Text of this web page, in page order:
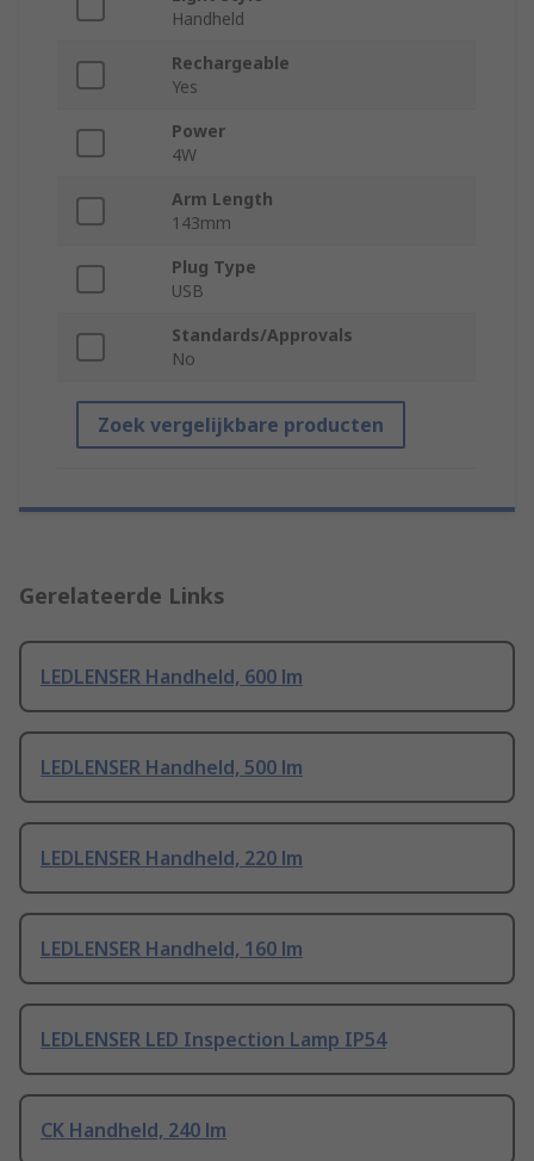
Handheld
Rechargeable
Yes
Power
4W
Arm Length
143mm
Plug Type
USB
Standards/Approvals
No
Zoek vergelijkbare producten
Gerelateerde Links
LEDLENSER Handheld, 600 lm
LEDLENSER Handheld, 500 lm
LEDLENSER Handheld, 220 lm
LEDLENSER Handheld, 160 lm
LEDLENSER LED Inspection Lamp IP54
CK Handheld, 240 lm